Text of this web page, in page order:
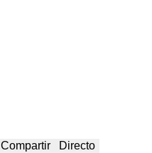
Compartir Directo